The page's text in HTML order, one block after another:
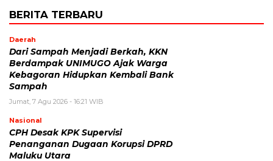
BERITA TERBARU
Daerah
Dari Sampah Menjadi Berkah, KKN
Berdampak UNIMUGO Ajak Warga
Kebagoran Hidupkan Kembali Bank
Sampah
Jumat, 7 Agu 2026 - 16:21 WIB
Nasional
CPH Desak KPK Supervisi
Penanganan Dugaan Korupsi DPRD
Maluku Utara